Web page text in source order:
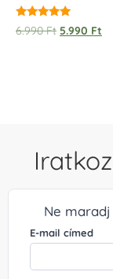
Értékelés:
5.00
6.990Ft 5.990 Ft
Ne
E-mail címed